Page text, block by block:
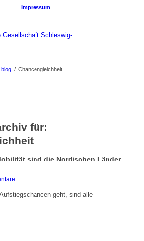
Impressum
blog / Chancengleichheit
für:
sind die Nordischen Länder
geht, sind alle